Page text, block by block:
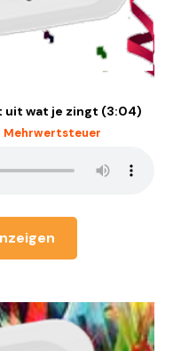
uit wat je zingt (3:04)
Mehrwertsteuer